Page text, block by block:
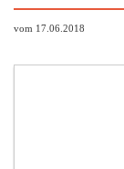
vom 17.06.2018